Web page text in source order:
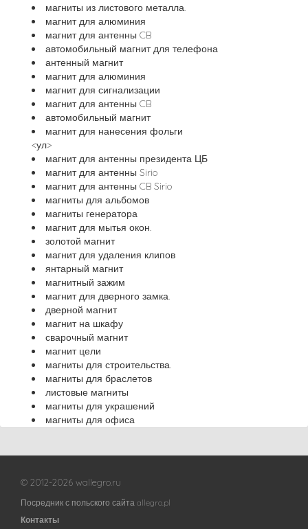
магниты из листового металла.
магнит для алюминия
магнит для антенны CB
автомобильный магнит для телефона
антенный магнит
магнит для алюминия
магнит для сигнализации
магнит для антенны CB
автомобильный магнит
магнит для нанесения фольги
<ул>
магнит для антенны президента ЦБ
магнит для антенны Sirio
магнит для антенны CB Sirio
магниты для альбомов
магниты генератора
магнит для мытья окон.
золотой магнит
магнит для удаления клипов
янтарный магнит
магнитный зажим
магнит для дверного замка.
дверной магнит
магнит на шкафу
сварочный магнит
магнит цели
магниты для строительства.
магниты для браслетов
листовые магниты
магниты для украшений
магниты для офиса
© 2012-2026 wallegro.ru
Посредник с польского сайта allegro.pl
Контакты